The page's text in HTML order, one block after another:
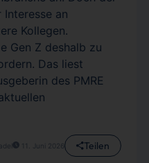
an
Kollegen.
Gen Z deshalb zu
Das liest
des PMRE
11. Juni 2026 Teilen